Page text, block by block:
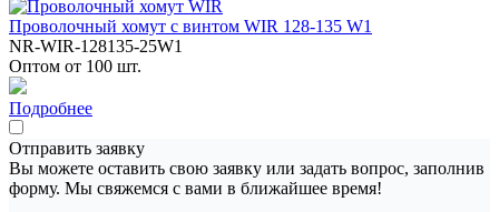
Проволочный хомут с винтом WIR 128-135 W1
NR-WIR-128135-25W1
Оптом от 100 шт.
Подробнее
Отправить заявку
Вы можете оставить свою заявку или задать вопрос, заполнив
форму. Мы свяжемся с вами в ближайшее время!